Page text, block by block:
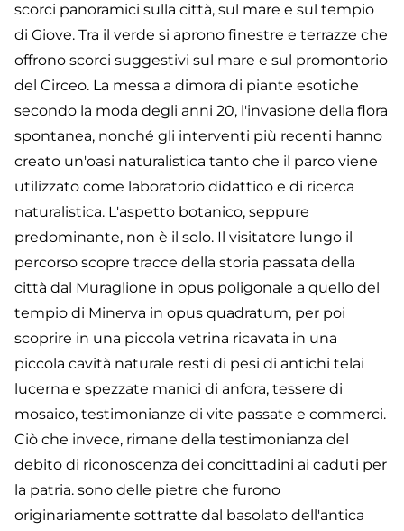
scorci panoramici sulla città, sul mare e sul tempio
di Giove. Tra il verde si aprono finestre e terrazze che
offrono scorci suggestivi sul mare e sul promontorio
del Circeo. La messa a dimora di piante esotiche
secondo la moda degli anni 20, l'invasione della flora
spontanea, nonché gli interventi più recenti hanno
creato un'oasi naturalistica tanto che il parco viene
utilizzato come laboratorio didattico e di ricerca
naturalistica. L'aspetto botanico, seppure
predominante, non è il solo. Il visitatore lungo il
percorso scopre tracce della storia passata della
città dal Muraglione in opus poligonale a quello del
tempio di Minerva in opus quadratum, per poi
scoprire in una piccola vetrina ricavata in una
piccola cavità naturale resti di pesi di antichi telai
lucerna e spezzate manici di anfora, tessere di
mosaico, testimonianze di vite passate e commerci.
Ciò che invece, rimane della testimonianza del
debito di riconoscenza dei concittadini ai caduti per
la patria. sono delle pietre che furono
originariamente sottratte dal basolato dell'antica